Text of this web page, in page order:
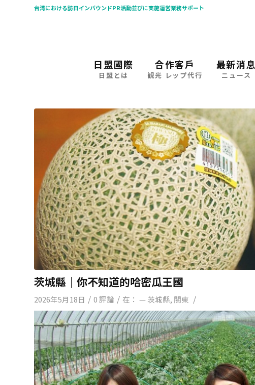
台湾における訪日インバウンドPR活動並びに実施運営業務サポート
日盟國際
日盟とは
合作客戶
観光 レップ代行
最新消息
ニュース
茨城縣｜你不知道的哈密瓜王國
2026年5月18日 / 0 評論 / 在： — 茨城縣, 關東 /